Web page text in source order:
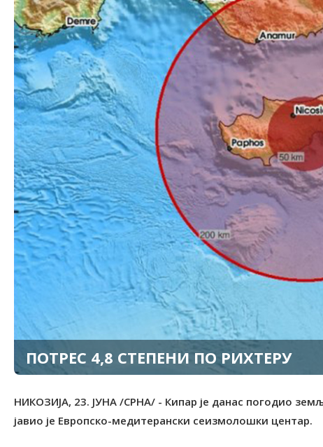
ПОТРЕС 4,8 СТЕПЕНИ ПО РИХТЕРУ
НИКОЗИЈА, 23. ЈУНА /СРНА/ - Кипар је данас погодио
јавио је Европско-медитерански сеизмолошки центар.